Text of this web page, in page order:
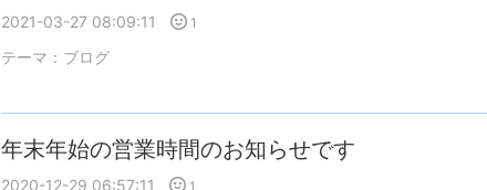
2021-03-27 08:09:11 1
テーマ： ブログ
年末年始の営業時間のお知らせです
2020-12-29 06:57:11 1